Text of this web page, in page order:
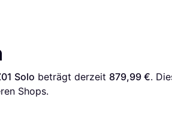
Solo beträgt derzeit 879,99 €.
Shops.